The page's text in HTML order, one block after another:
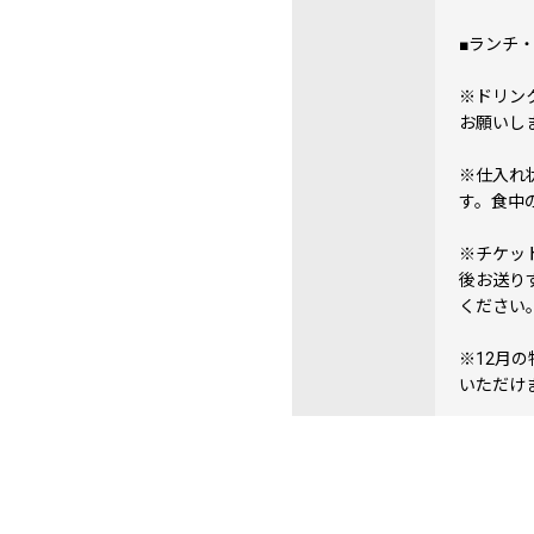
■ランチ
※ドリン
お願いし
※仕入れ
す。食中
※チケッ
後お送り
ください。
※12月の
いただけ